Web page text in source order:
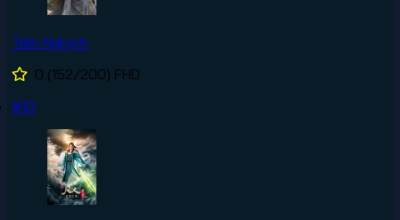
Tiên Nghịch
0 (152/200) FHD
#10